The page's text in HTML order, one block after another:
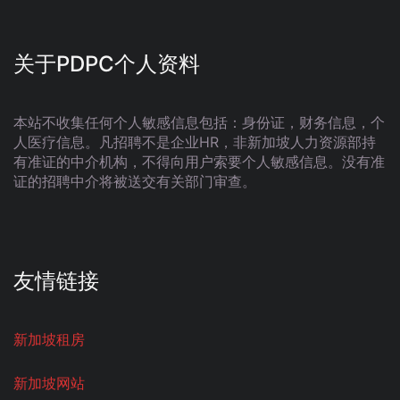
关于PDPC个人资料
本站不收集任何个人敏感信息包括：身份证，财务信息，个
人医疗信息。凡招聘不是企业HR，非新加坡人力资源部持
有准证的中介机构，不得向用户索要个人敏感信息。没有准
证的招聘中介将被送交有关部门审查。
友情链接
新加坡租房
新加坡网站